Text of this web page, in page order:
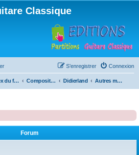
Classique
Connexion
S’enregistrer
Index du forum Compositions Didierland Autres musiques
Forum